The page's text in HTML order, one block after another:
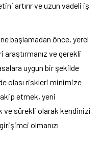
artırır ve uzun vadeli iş
başlamadan önce, yerel
ve gerekli
uygun bir şekilde
olası riskleri minimize
etmek, yeni
sürekli olarak kendinizi
olmanızı